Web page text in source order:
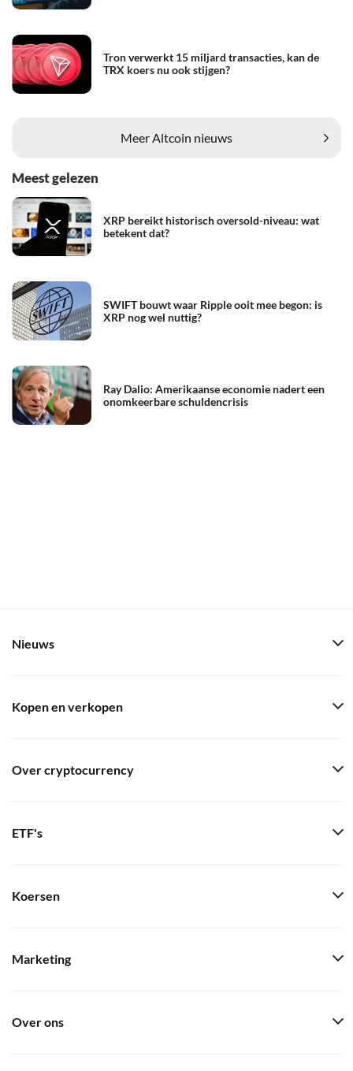
Tron verwerkt 15 miljard transacties, kan de
TRX koers nu ook stijgen?
Meer Altcoin nieuws
Meest gelezen
XRP bereikt historisch oversold-niveau: wat
betekent dat?
SWIFT bouwt waar Ripple ooit mee begon: is
XRP nog wel nuttig?
Ray Dalio: Amerikaanse economie nadert een
onomkeerbare schuldencrisis
Nieuws
Kopen en verkopen
Over cryptocurrency
ETF's
Koersen
Marketing
Over ons